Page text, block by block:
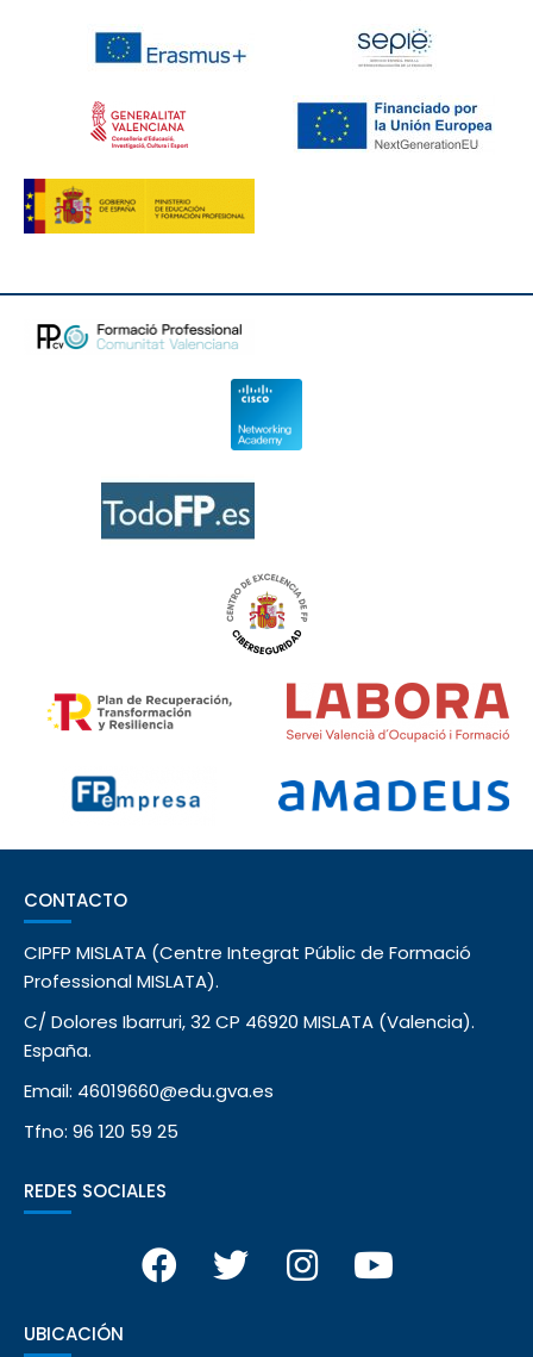
CONTACTO
CIPFP MISLATA (Centre Integrat Públic de Formació
Professional MISLATA).
C/ Dolores Ibarruri, 32 CP 46920 MISLATA (Valencia).
España.
Email: 46019660@edu.gva.es
Tfno: 96 120 59 25
REDES SOCIALES
UBICACIÓN